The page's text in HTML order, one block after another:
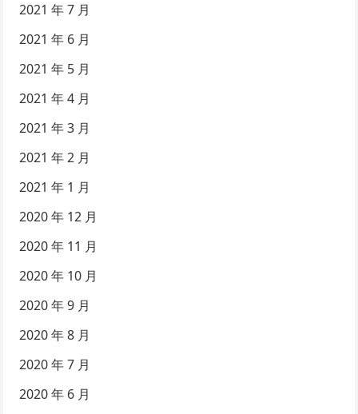
2021 年 7 月
2021 年 6 月
2021 年 5 月
2021 年 4 月
2021 年 3 月
2021 年 2 月
2021 年 1 月
2020 年 12 月
2020 年 11 月
2020 年 10 月
2020 年 9 月
2020 年 8 月
2020 年 7 月
2020 年 6 月